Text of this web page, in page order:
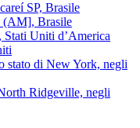
SP, Brasile
(AM], Brasile
Stati Uniti d’America
stato di New York, negli
Ridgeville, negli